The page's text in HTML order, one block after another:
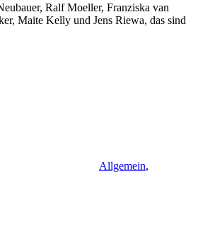
Ralf Moeller, Franziska van
Maite Kelly und Jens Riewa, das sind
Allgemein,